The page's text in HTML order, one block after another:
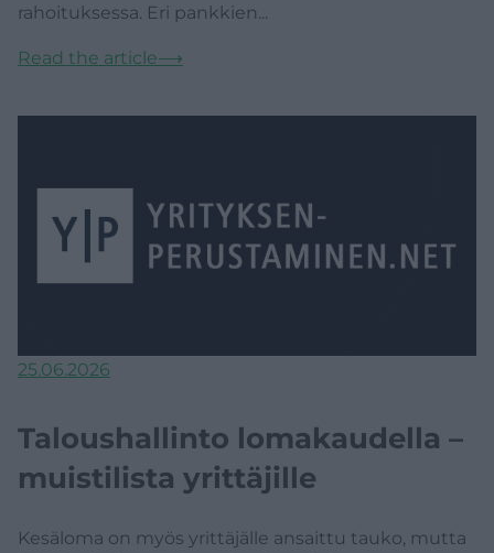
rahoituksessa. Eri pankkien...
Read the article⟶
25.06.2026
Taloushallinto lomakaudella –
muistilista yrittäjille
Kesäloma on myös yrittäjälle ansaittu tauko, mutta